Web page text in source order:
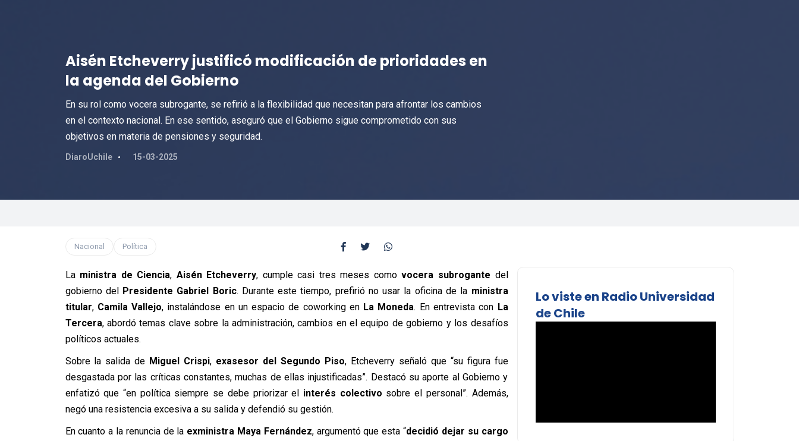
Aisén Etcheverry justificó modificación de prioridades en
la agenda del Gobierno
En su rol como vocera subrogante, se refirió a la flexibilidad que necesitan para afrontar los cambios
en el contexto nacional. En ese sentido, aseguró que el Gobierno sigue comprometido con sus
objetivos en materia de pensiones y seguridad.
DiaroUchile 15-03-2025
Nacional Política
La ministra de Ciencia, Aisén Etcheverry, cumple casi tres meses comovocera subrogante del
gobierno del Presidente Gabriel Boric. Durante este tiempo, prefirió no usar la oficina de la ministra
titular, Camila Vallejo, instalándose en un espacio de coworking en La Moneda. En entrevista con La
Tercera, abordó temas clave sobre la administración, cambios en el equipo de gobierno y los desafíos
políticos actuales.
Sobre la salida de Miguel Crispi, exasesor del Segundo Piso, Etcheverry señaló que “su figura fue
desgastada por las críticas constantes, muchas de ellas injustificadas”. Destacó su aporte al Gobierno y
enfatizó que “en política siempre se debe priorizar el interés colectivo sobre el personal”. Además,
negó una resistencia excesiva a su salida y defendió su gestión.
En cuanto a la renuncia de la exministra Maya Fernández, argumentó que esta “decidió dejar su cargo
Lo viste en Radio Universidad
de Chile